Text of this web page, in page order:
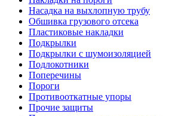
Насадка на выхлопную трубу
Обшивка грузового отсека
Пластиковые накладки
Подкрылки
Подкрылки с шумоизоляцией
Подлокотники
Поперечины
Пороги
Противооткатные упоры
Прочие защиты